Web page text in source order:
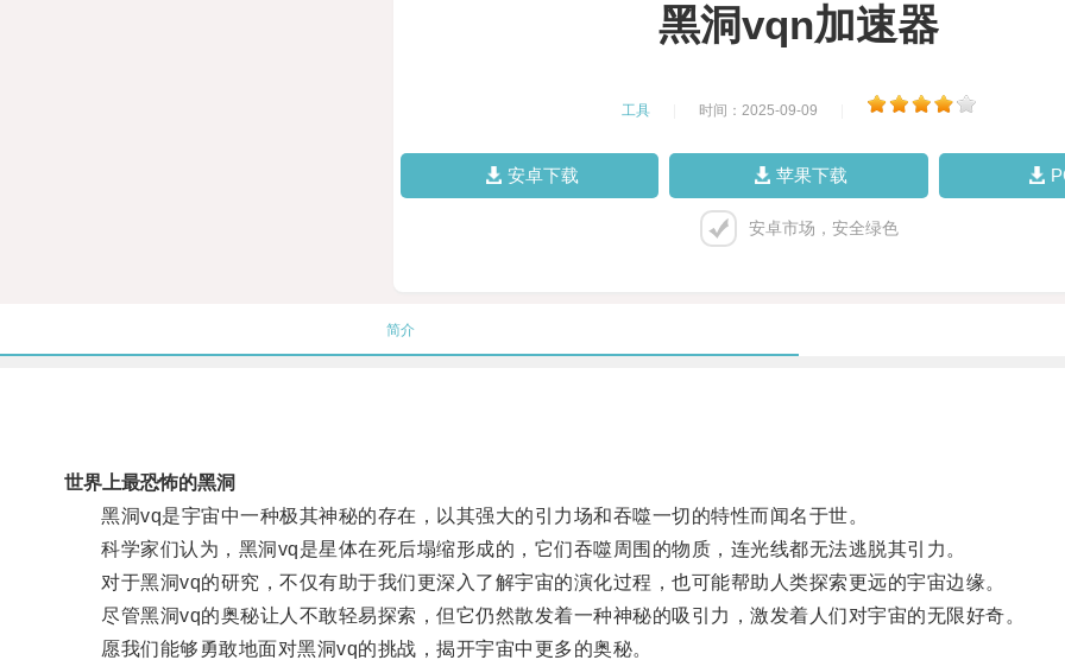
黑洞vqn加速器
工具 时间：2025-09-09
安卓下载 苹果下载
安卓市场，安全绿色
简介
世界上最恐怖的黑洞
黑洞vq是宇宙中一种极其神秘的存在，以其强大的引力场和吞噬一切的特性而闻名于世。
科学家们认为，黑洞vq是星体在死后塌缩形成的，它们吞噬周围的物质，连光线都无法逃脱其引力。
对于黑洞vq的研究，不仅有助于我们更深入了解宇宙的演化过程，也可能帮助人类探索更远的宇宙边缘。
尽管黑洞vq的奥秘让人不敢轻易探索，但它仍然散发着一种神秘的吸引力，激发着人们对宇宙的无限好奇。
愿我们能够勇敢地面对黑洞vq的挑战，揭开宇宙中更多的奥秘。